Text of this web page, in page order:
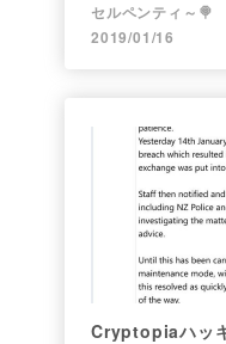
セルペンティ～🍭
2019/01/16
Cryptopiaハッ